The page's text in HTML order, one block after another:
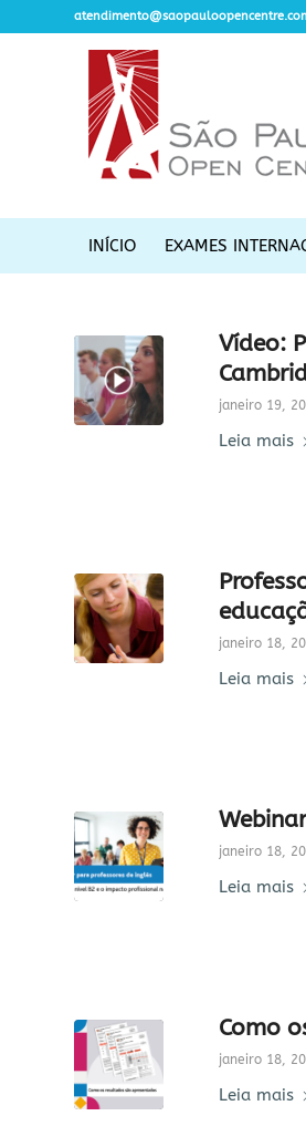
INÍCIO EXAMES
Vídeo:
janeiro 19,
Leia mais
janeiro 18,
Leia mais
janeiro 18,
Leia mais
Como
janeiro 18,
Leia mais